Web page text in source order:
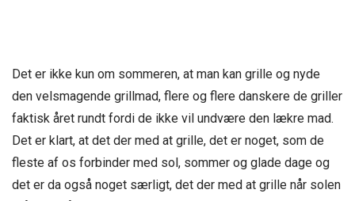
Det er ikke kun om sommeren, at man kan grille og nyde
den velsmagende grillmad, flere og flere danskere de griller
faktisk året rundt fordi de ikke vil undvære den lækre mad.
Det er klart, at det der med at grille, det er noget, som de
fleste af os forbinder med sol, sommer og glade dage og
det er da også noget særligt, det der med at grille når solen